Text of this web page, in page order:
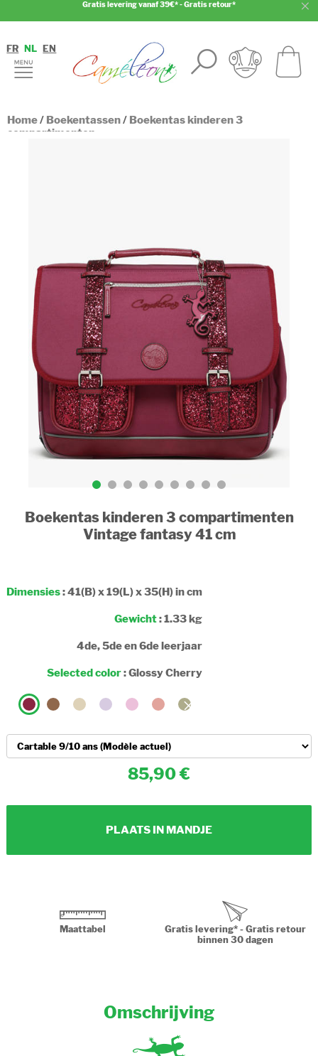
Gratis levering vanaf 39€* - Gratis retour*
FR NL EN
Home/ Boekentassen/ Boekentas kinderen 3
compartimenten
Boekentas kinderen 3 compartimenten
Vintage fantasy 41 cm
Dimensies: 41(B) x 19(L) x 35(H) in cm
Gewicht: 1.33 kg
4de, 5de en 6de leerjaar
Selected color:Glossy Cherry
85,90
PLAATS IN MANDJE
Maattabel
Gratis levering* - Gratis retour
binnen 30 dagen
Omschrijving